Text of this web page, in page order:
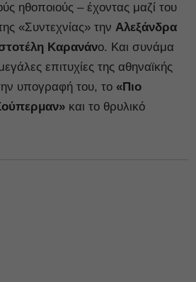
ηθοποιούς – έχοντας μαζί του
«Συντεχνίας» την Αλεξάνδρα
Καρανάνο. Και συνάμα
επιτυχίες της αθηναϊκής
υπογραφή του, το «Πιο
και το θρυλικό